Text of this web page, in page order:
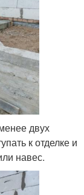
двух
к отделке и
навес.